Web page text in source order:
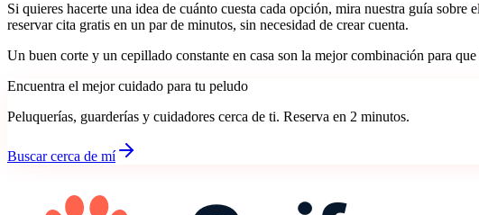
Si quieres hacerte una idea de cuánto cuesta cada opción, mira nuestra guía sobre
reservar cita gratis en un par de minutos, sin necesidad de crear cuenta.
Un buen corte y un cepillado constante en casa son la mejor combinación para
Encuentra el mejor cuidado para tu peludo
Peluquerías, guarderías y cuidadores cerca de ti. Reserva en 2 minutos.
Buscar cerca de mí